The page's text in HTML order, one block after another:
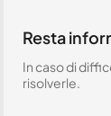
Resta
In caso di
risolverle.